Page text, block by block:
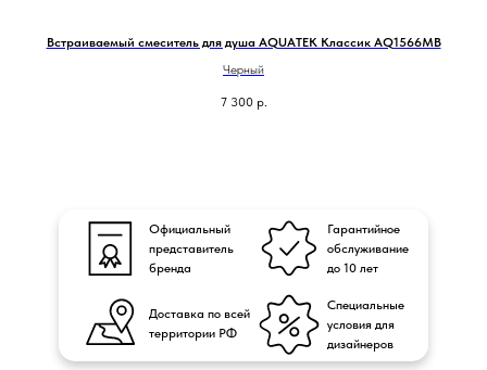
Встраиваемый смеситель для душа AQUATEK Классик AQ1566MB
Черный
7 300 р.
Официальный
представитель
бренда
Доставка по всей
территории РФ
Гарантийное
обслуживание
до 10 лет
Специальные
условия для
дизайнеров